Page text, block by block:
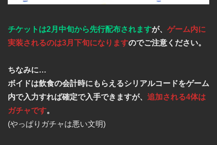
チケットは2月中旬から先行配布されますが、 ゲーム内に
実装されるのは3月下旬になりますのでご注意ください。
ちなみに…
ボイドは飲食の会計時にもらえるシリアルコードをゲーム
内で入力すれば確定で入手できますが、 追加される4体は
ガチャです。
(やっぱりガチャは悪い文明)